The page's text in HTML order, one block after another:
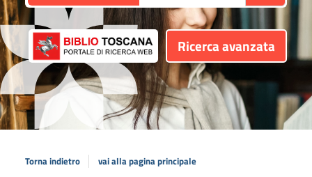
Ricerca avanzata
Torna indietro vai alla pagina principale